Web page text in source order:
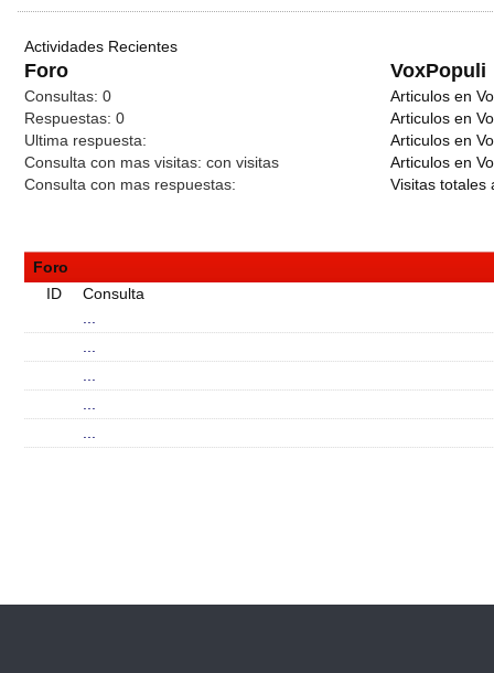
Actividades Recientes
Foro VoxPopuli
Consultas: 0
Respuestas: 0
Ultima respuesta:
Consulta con mas visitas: con visitas
Consulta con mas respuestas:
Articulos en
Articulos en
Articulos en
Articulos en
Visitas totales
Foro
ID
Consulta